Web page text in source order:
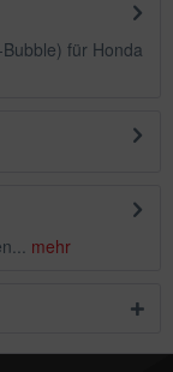
für Honda
mehr